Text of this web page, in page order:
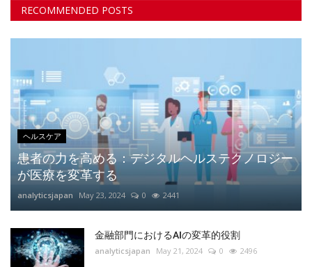
RECOMMENDED POSTS
ヘルスケア
患者の力を高める：デジタルヘルステクノロジー
が医療を変革する
analyticsjapan May 23, 2024 0 2441
金融部門におけるAIの変革的役割
analyticsjapan May 21, 2024 0 2496